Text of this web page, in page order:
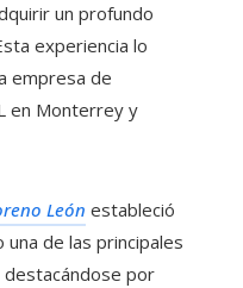
un profundo
experiencia lo
empresa de
en Monterrey y
León estableció
una de las principales
destacándose por